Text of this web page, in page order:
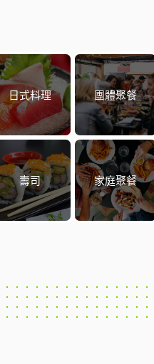
日式料理 團體聚餐
壽司 家庭聚餐